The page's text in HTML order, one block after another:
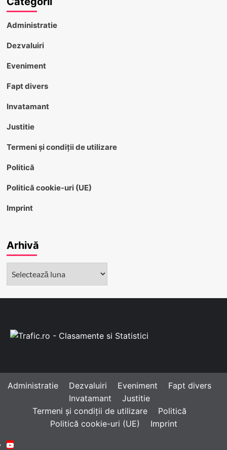
Administratie
Dezvaluiri
Eveniment
Fapt divers
Invatamant
Justitie
Termeni și condiții de utilizare
Politică
Politică cookie-uri (UE)
Imprint
Arhivă
Administratie Dezvaluiri Eveniment
Fapt divers
Invatamant
Justitie
Termeni și condiții de utilizare
Politică
Politică cookie-uri (UE)
Imprint
Youtube